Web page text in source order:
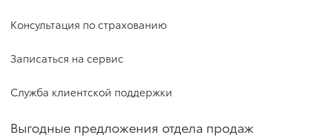
Консультация по страхованию
Записаться на сервис
Служба клиентской поддержки
Выгодные предложения отдела продаж